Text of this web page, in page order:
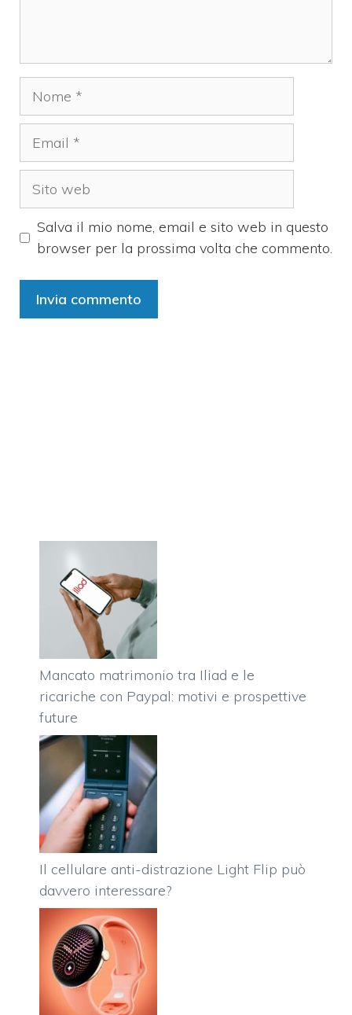
Salva il mio nome, email e sito web in questo
browser per la prossima volta che commento.
Mancato matrimonio tra Iliad e le
ricariche con Paypal: motivi e prospettive
future
Il cellulare anti-distrazione Light Flip può
davvero interessare?